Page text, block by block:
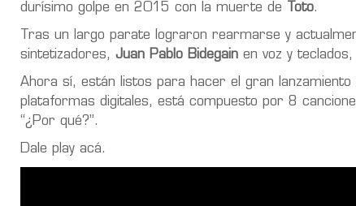
durísimo golpe en 2015 con la muerte de
Toto.
Tras un largo parate lograron rearmarse y
sintetizadores, Juan Pablo Bidegain en voz y teclados,
Ahora sí, están listos para hacer el gran
plataformas digitales, está compuesto por 8
“¿Por qué?”.
Dale play acá.